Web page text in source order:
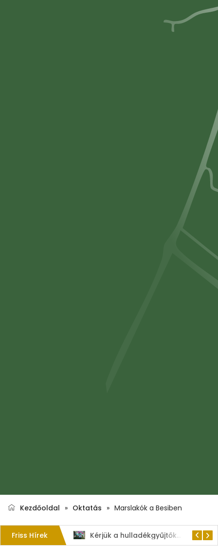
Kezdőoldal » Oktatás » Marslakók a Besiben
Friss Hírek Kérjük a hulladékgyűjtők rendeltetésszerű használatát!